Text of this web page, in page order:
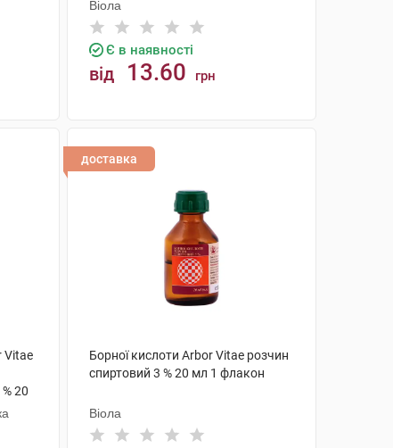
Віола
Є в наявності
від 13.60 грн
Vitae
20
доставка
Борної кислоти Arbor Vitae розчин
спиртовий 3 % 20 мл 1 флакон
Віола